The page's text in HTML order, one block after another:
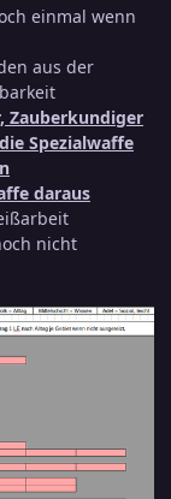
einmal wenn
aus der
Zauberkundiger
Spezialwaffe
daraus
nicht